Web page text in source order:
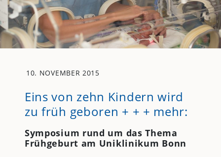
10. NOVEMBER 2015
Eins von zehn Kindern wird
zu früh geboren + + + mehr:
Symposium rund um das Thema
Frühgeburt am Uniklinikum Bonn